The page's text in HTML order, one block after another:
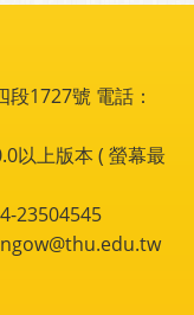
1727號 電話：
以上版本 ( 螢幕最
23504545